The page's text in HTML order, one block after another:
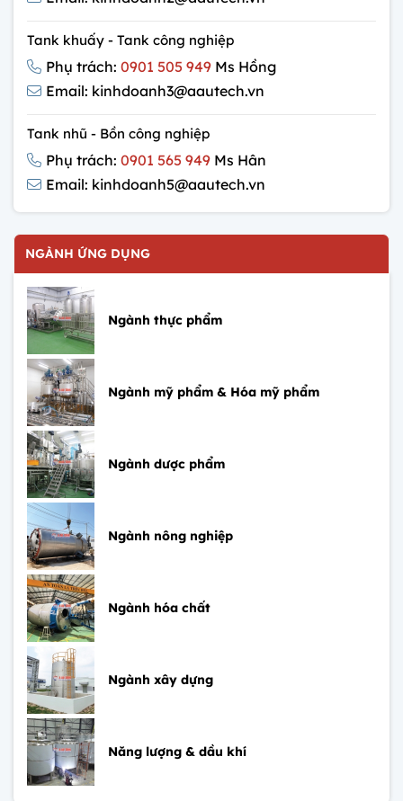
Tank khuấy - Tank công nghiệp
Phụ trách: 0901 505 949 Ms Hồng
Email: kinhdoanh3@aautech.vn
Tank nhũ - Bồn công nghiệp
Phụ trách: 0901 565 949 Ms Hân
Email: kinhdoanh5@aautech.vn
NGÀNH ỨNG DỤNG
Ngành thực phẩm
Ngành mỹ phẩm & Hóa mỹ phẩm
Ngành dược phẩm
Ngành nông nghiệp
Ngành hóa chất
Ngành xây dựng
Năng lượng & dầu khí